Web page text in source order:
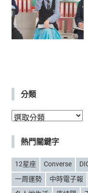
分類
分
熱門關鍵字
12星座 Converse
一周運勢
中時電子報